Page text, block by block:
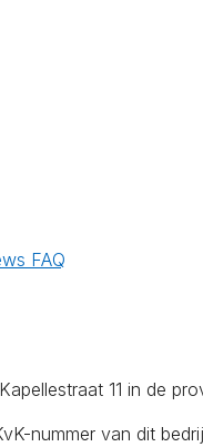
FAQ
11 in de
nummer van dit